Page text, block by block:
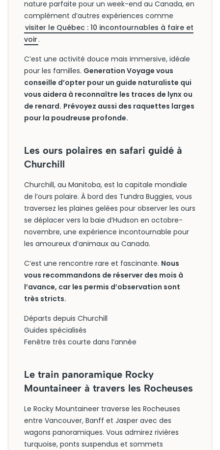
nature parfaite pour un week-end au Canada, en
complément d’autres expériences comme
visiter le Québec : 10 incontournables à faire et
voir .
C’est une activité douce mais immersive, idéale
pour les familles. Generation Voyage vous
conseille d’opter pour un guide naturaliste qui
vous aidera à reconnaître les traces de lynx ou
de renard. Prévoyez aussi des raquettes larges
pour la poudreuse profonde.
Les ours polaires en safari guidé à
Churchill
Churchill, au Manitoba, est la capitale mondiale
de l’ours polaire. À bord des Tundra Buggies, vous
traversez les plaines gelées pour observer les ours
se déplacer vers la baie d’Hudson en octobre-
novembre, une expérience incontournable pour
les amoureux d’animaux au Canada.
C’est une rencontre rare et fascinante. Nous
vous recommandons de réserver des mois à
l’avance, car les permis d’observation sont
très stricts.
Départs depuis Churchill
Guides spécialisés
Fenêtre très courte dans l’année
Le train panoramique Rocky
Mountaineer à travers les Rocheuses
Le Rocky Mountaineer traverse les Rocheuses
entre Vancouver, Banff et Jasper avec des
wagons panoramiques. Vous admirez rivières
turquoise, ponts suspendus et sommets